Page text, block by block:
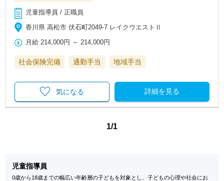
児童指導員 / 正職員
香川県 高松市 伏石町2049-7 レイクウエストⅡ
月給 214,000円 ～ 214,000円
社会保険完備 通勤手当 地域手当
詳細を見る
気になる
1/1
児童指導員
0歳から18歳までの幅広い年齢層の子どもを対象とし、子どもの心理や社会にお